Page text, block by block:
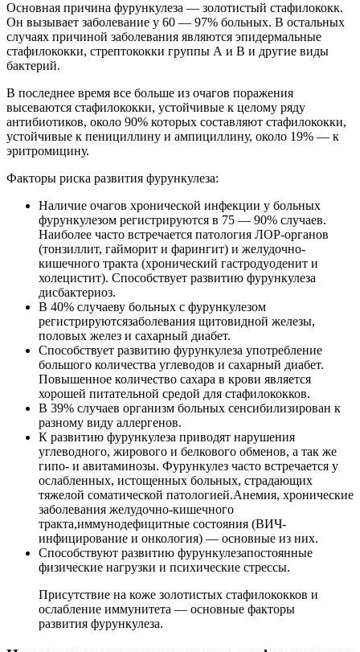
Основная причина фурункулеза — золотистый стафилококк.
Он вызывает заболевание у 60 — 97% больных. В остальных
случаях причиной заболевания являются эпидермальные
стафилококки, стрептококки группы А и В и другие виды
бактерий.
В последнее время все больше из очагов поражения
высеваются стафилококки, устойчивые к целому ряду
антибиотиков, около 90% которых составляют стафилококки,
устойчивые к пенициллину и ампициллину, около 19% — к
эритромицину.
Факторы риска развития фурункулеза:
Наличие очагов хронической инфекции у больных
фурункулезом регистрируются в 75 — 90% случаев.
Наиболее часто встречается патология ЛОР-органов
(тонзиллит, гайморит и фарингит) и желудочно-
кишечного тракта (хронический гастродуоденит и
холецистит). Способствует развитию фурункулеза
дисбактериоз.
В 40% случаеву больных с фурункулезом
регистрируютсязаболевания щитовидной железы,
половых желез и сахарный диабет.
Способствует развитию фурункулеза употребление
большого количества углеводов и сахарный диабет.
Повышенное количество сахара в крови является
хорошей питательной средой для стафилококков.
В 39% случаев организм больных сенсибилизирован к
разному виду аллергенов.
К развитию фурункулеза приводят нарушения
углеводного, жирового и белкового обменов, а так же
гипо- и авитаминозы. Фурункулез часто встречается у
ослабленных, истощенных больных, страдающих
тяжелой соматической патологией.Анемия, хронические
заболевания желудочно-кишечного
тракта,иммунодефицитные состояния (ВИЧ-
инфицирование и онкология) — основные из них.
Способствуют развитию фурункулезапостоянные
физические нагрузки и психические стрессы.
Присутствие на коже золотистых стафилококков и
ослабление иммунитета — основные факторы
развития фурункулеза.